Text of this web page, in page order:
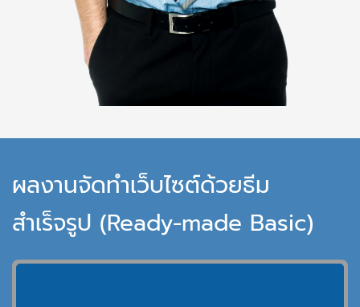
ผลงานจัดทำเว็บไซต์ด้วยธีม
สำเร็จรูป (Ready-made Basic)